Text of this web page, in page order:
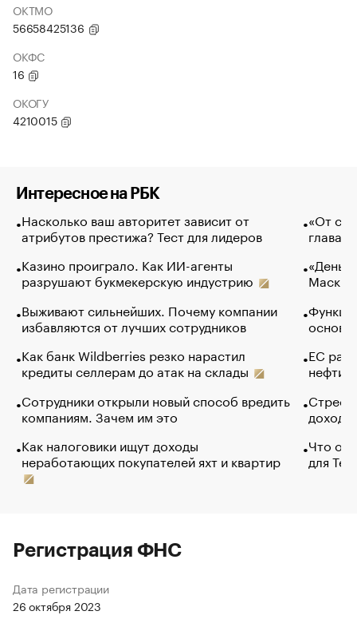
ОКТМО
56658425136
ОКФС
16
ОКОГУ
4210015
Интересное на РБК
Насколько ваш авторитет зависит от
атрибутов престижа? Тест для лидеров
Казино проиграло. Как ИИ-агенты
разрушают букмекерскую индустрию
Выживают сильнейших. Почему компании
избавляются от лучших сотрудников
Как банк Wildberries резко нарастил
кредиты селлерам до атак на склады
Сотрудники открыли новый способ вредить
компаниям. Зачем им это
Как налоговики ищут доходы
неработающих покупателей яхт и квартир
«От
глава
Маск в
основ
ЕС
нефти
Что
для
Регистрация ФНС
Дата регистрации
26 октября 2023